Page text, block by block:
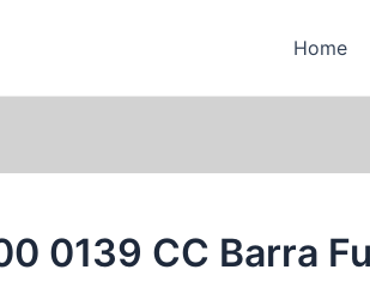
Home
0139 CC Barra